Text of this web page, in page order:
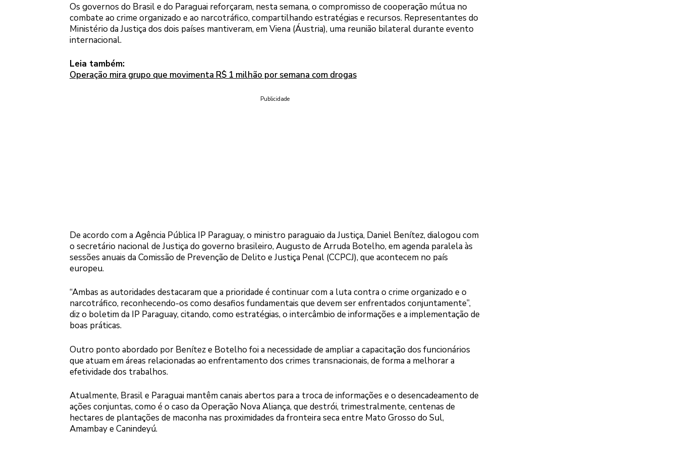
Os governos do Brasil e do Paraguai reforçaram, nesta semana, o compromisso de cooperação mútua no
combate ao crime organizado e ao narcotráfico, compartilhando estratégias e recursos. Representantes do
Ministério da Justiça dos dois países mantiveram, em Viena (Áustria), uma reunião bilateral durante evento
internacional.
Leia também:
Operação mira grupo que movimenta R$ 1 milhão por semana com drogas
Publicidade
De acordo com a Agência Pública IP Paraguay, o ministro paraguaio da Justiça, Daniel Benítez, dialogou com
o secretário nacional de Justiça do governo brasileiro, Augusto de Arruda Botelho, em agenda paralela às
sessões anuais da Comissão de Prevenção de Delito e Justiça Penal (CCPCJ), que acontecem no país
europeu.
“Ambas as autoridades destacaram que a prioridade é continuar com a luta contra o crime organizado e o
narcotráfico, reconhecendo-os como desafios fundamentais que devem ser enfrentados conjuntamente”,
diz o boletim da IP Paraguay, citando, como estratégias, o intercâmbio de informações e a implementação de
boas práticas.
Outro ponto abordado por Benítez e Botelho foi a necessidade de ampliar a capacitação dos funcionários
que atuam em áreas relacionadas ao enfrentamento dos crimes transnacionais, de forma a melhorar a
efetividade dos trabalhos.
Atualmente, Brasil e Paraguai mantêm canais abertos para a troca de informações e o desencadeamento de
ações conjuntas, como é o caso da Operação Nova Aliança, que destrói, trimestralmente, centenas de
hectares de plantações de maconha nas proximidades da fronteira seca entre Mato Grosso do Sul,
Amambay e Canindeyú.